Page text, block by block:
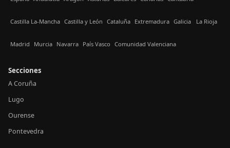
Castilla La-Mancha Castilla y León Cataluña Extremadura Galicia La Rioja
Madrid Murcia Navarra País Vasco Comunidad Valenciana
Secciones
A Coruña
Lugo
Ourense
Pontevedra